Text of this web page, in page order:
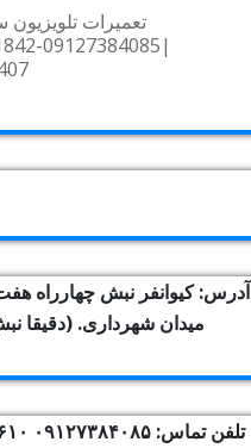
تعمیرات
آدرس: کیوانفر نبش چهارراه
میدان شهرداری. (دقیقا
تلفن